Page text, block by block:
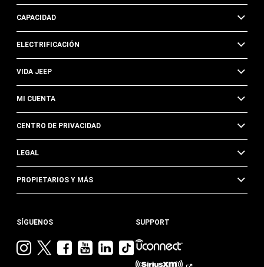
CAPACIDAD
ELECTRIFICACIÓN
VIDA JEEP
MI CUENTA
CENTRO DE PRIVACIDAD
LEGAL
PROPIETARIOS Y MÁS
SÍGUENOS
VisitaVisitaVisitaVisitaVisita
Jeep
Visita
Jeep
SUPPORT